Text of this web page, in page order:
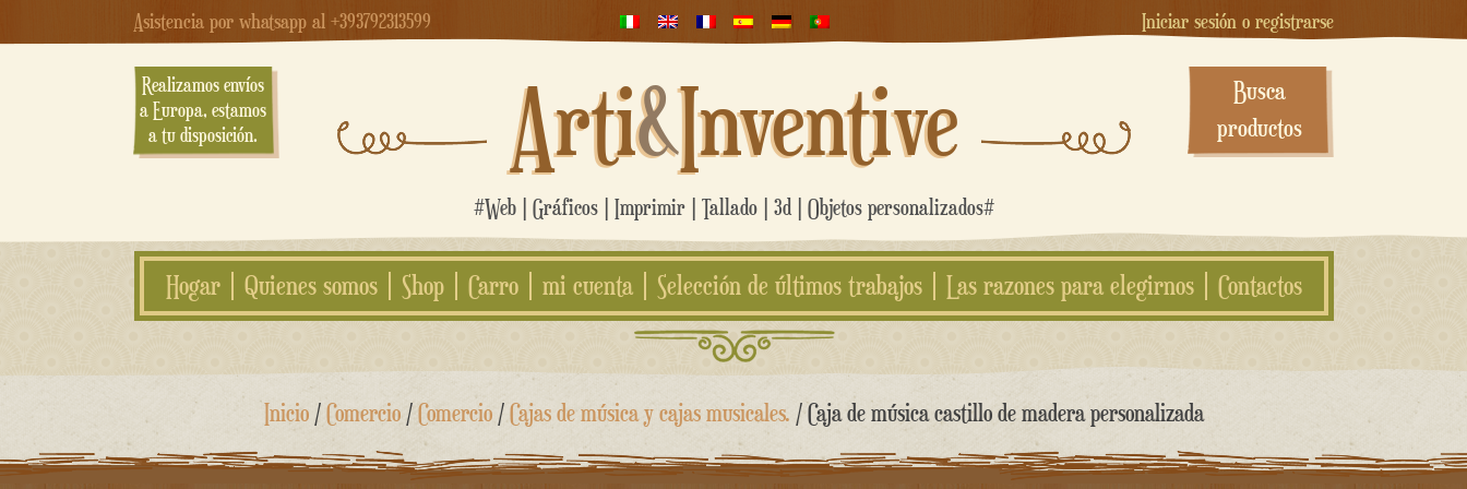
Asistencia por whatsapp al +393792313599 Iniciar sesión o registrarse
Realizamos envíos
a Europa, estamos
a tu disposición.
Arti&Inventive
#Web | Gráficos | Imprimir | Tallado | 3d | Objetos personalizados#
Busca
productos
Hogar Quienes somos Shop Carro mi cuenta Selección de últimos trabajos Las razones para elegirnos Contactos
saltar
contenido
Inicio/Comercio/Comercio/Cajas de música y cajas musicales. / Caja de música castillo de madera personalizada